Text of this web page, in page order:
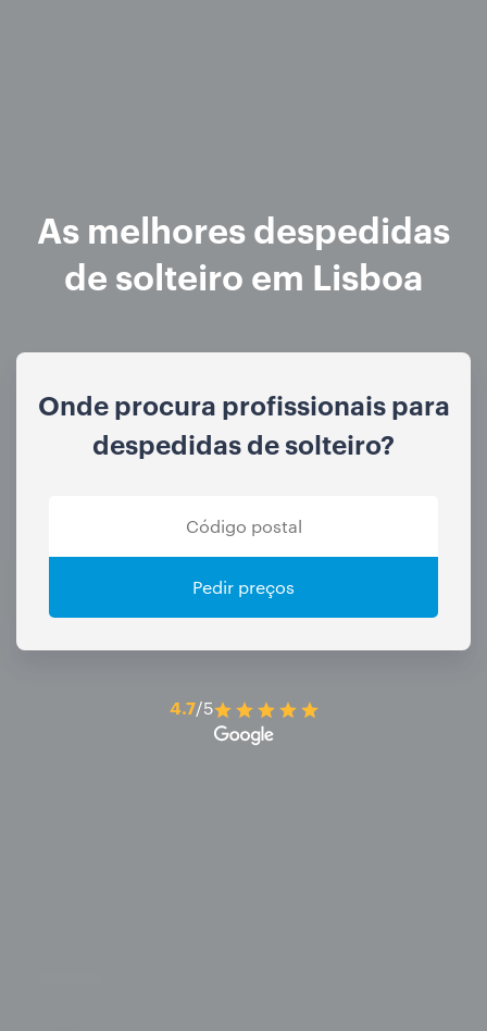
As melhores despedidas
de solteiro em Lisboa
Onde procura profissionais para
despedidas de solteiro?
Pedir preços
4.7/5